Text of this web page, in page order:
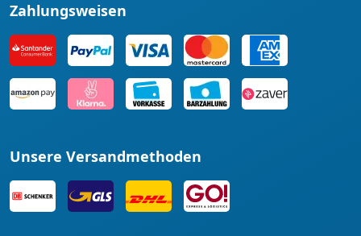
Zahlungsweisen
Unsere Versandmethoden